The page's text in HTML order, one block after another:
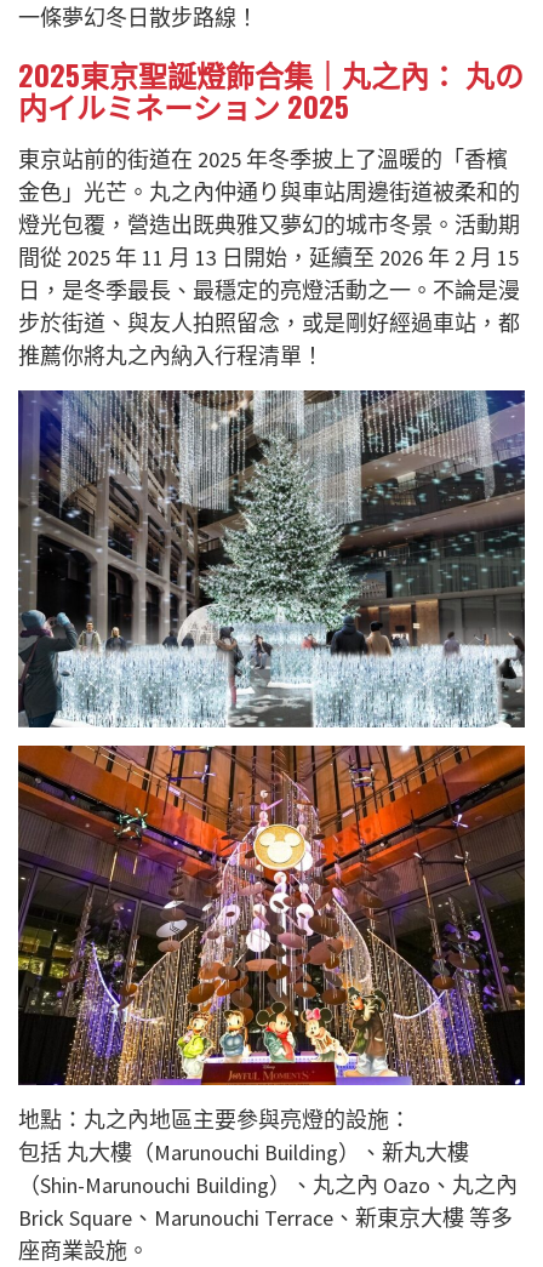
一條夢幻冬日散步路線！
2025東京聖誕燈飾合集｜丸之內： 丸の
内イルミネーション 2025
東京站前的街道在 2025 年冬季披上了溫暖的「香檳
金色」光芒。丸之內仲通り與車站周邊街道被柔和的
燈光包覆，營造出既典雅又夢幻的城市冬景。活動期
間從 2025 年 11 月 13 日開始，延續至 2026 年 2 月 15
日，是冬季最長、最穩定的亮燈活動之一。不論是漫
步於街道、與友人拍照留念，或是剛好經過車站，都
推薦你將丸之內納入行程清單！
地點：丸之內地區主要參與亮燈的設施：
包括 丸大樓（Marunouchi Building）、新丸大樓
（Shin-Marunouchi Building）、丸之內 Oazo、丸之內
Brick Square、Marunouchi Terrace、新東京大樓 等多
座商業設施。